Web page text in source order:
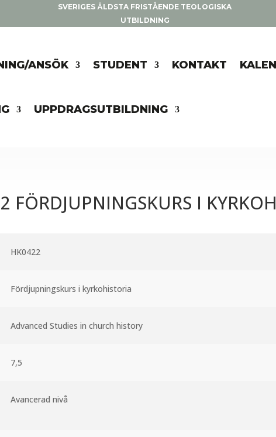
SVERIGES ÄLDSTA FRISTÅENDE TEOLOGISKA
UTBILDNING
ANSÖK STUDENT KONTAKT
UPPDRAGSUTBILDNING
FÖRDJUPNINGSKURS I
HK0422
Fördjupningskurs i kyrkohistoria
Advanced Studies in church history
7,5
Avancerad nivå